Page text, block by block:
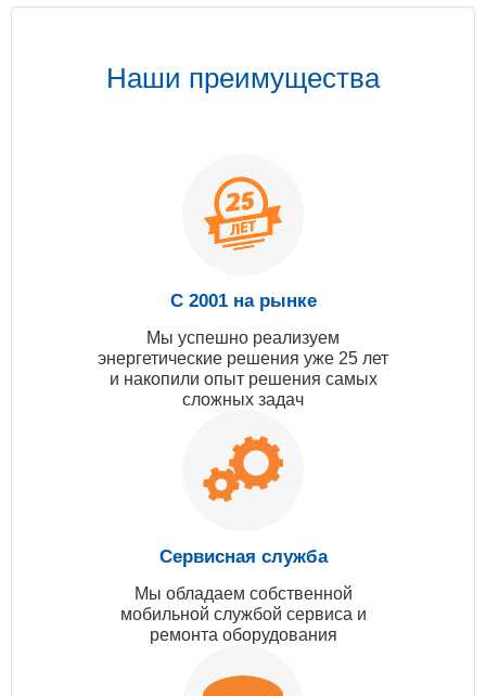
Наши преимущества
С 2001 на рынке
Мы успешно реализуем
энергетические решения уже 25 лет
и накопили опыт решения самых
сложных задач
Сервисная служба
Мы обладаем собственной
мобильной службой сервиса и
ремонта оборудования